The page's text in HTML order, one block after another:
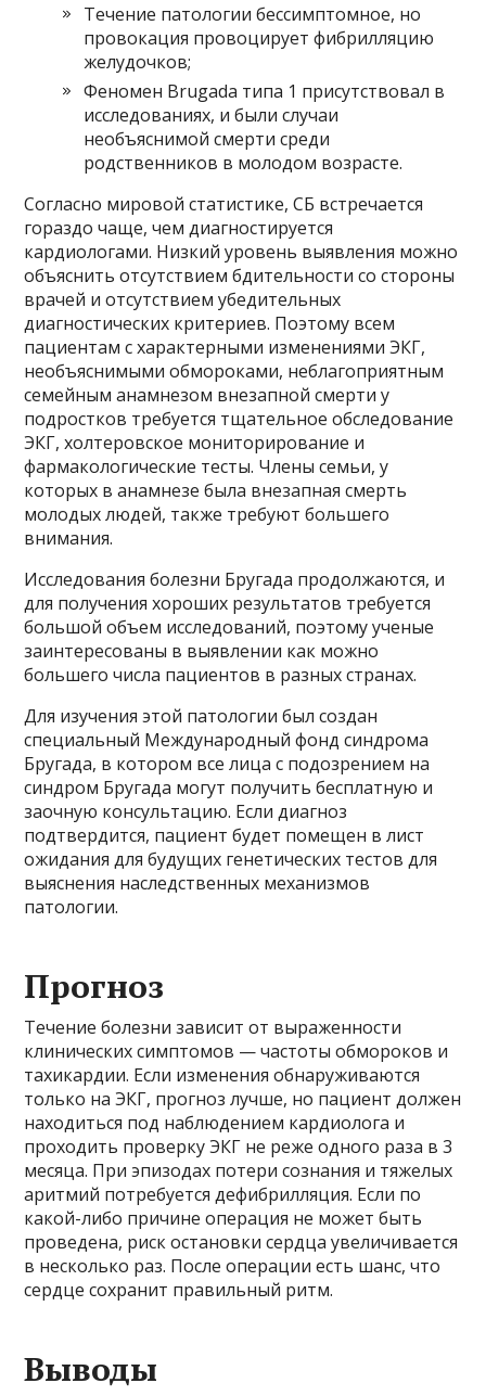
Течение патологии бессимптомное, но
провокация провоцирует фибрилляцию
желудочков;
Феномен Brugada типа 1 присутствовал в
исследованиях, и были случаи
необъяснимой смерти среди
родственников в молодом возрасте.
Согласно мировой статистике, СБ встречается
гораздо чаще, чем диагностируется
кардиологами. Низкий уровень выявления можно
объяснить отсутствием бдительности со стороны
врачей и отсутствием убедительных
диагностических критериев. Поэтому всем
пациентам с характерными изменениями ЭКГ,
необъяснимыми обмороками, неблагоприятным
семейным анамнезом внезапной смерти у
подростков требуется тщательное обследование
ЭКГ, холтеровское мониторирование и
фармакологические тесты. Члены семьи, у
которых в анамнезе была внезапная смерть
молодых людей, также требуют большего
внимания.
Исследования болезни Бругада продолжаются, и
для получения хороших результатов требуется
большой объем исследований, поэтому ученые
заинтересованы в выявлении как можно
большего числа пациентов в разных странах.
Для изучения этой патологии был создан
специальный Международный фонд синдрома
Бругада, в котором все лица с подозрением на
синдром Бругада могут получить бесплатную и
заочную консультацию. Если диагноз
подтвердится, пациент будет помещен в лист
ожидания для будущих генетических тестов для
выяснения наследственных механизмов
патологии.
Прогноз
Течение болезни зависит от выраженности
клинических симптомов — частоты обмороков и
тахикардии. Если изменения обнаруживаются
только на ЭКГ, прогноз лучше, но пациент должен
находиться под наблюдением кардиолога и
проходить проверку ЭКГ не реже одного раза в 3
месяца. При эпизодах потери сознания и тяжелых
аритмий потребуется дефибрилляция. Если по
какой-либо причине операция не может быть
проведена, риск остановки сердца увеличивается
в несколько раз. После операции есть шанс, что
сердце сохранит правильный ритм.
Выводы